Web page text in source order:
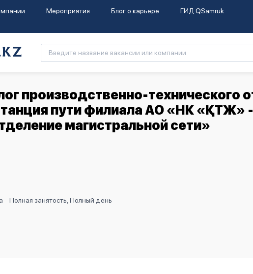
Мероприятия Блог о карьере ГИД QSamruk
производственно-технического
пути филиала АО «НК «ҚТЖ» -
магистральной сети»
Полная занятость, Полный день